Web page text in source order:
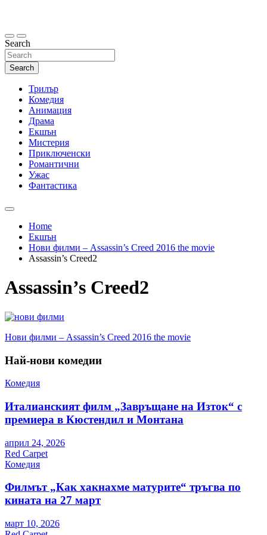
Search
Search
Трилър
Комедия
Анимация
Драма
Екшън
Мистерия
Приключенски
Романтични
Ужас
Фантастика
Home
Екшън
Нови филми – Assassin’s Creed 2016 the movie
Assassin’s Creed2
Assassin’s Creed2
Навигация
Нови филми – Assassin’s Creed 2016 the movie
Най-нови комедии
Комедия
Италианският филм „Завръщане на Изток“ с
премиера в Кюстендил и Монтана
април 24, 2026
Red Carpet
Комедия
Филмът „Как хакнахме матурите“ тръгва по
кината на 27 март
март 10, 2026